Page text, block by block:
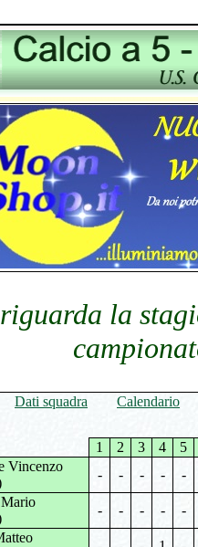
la
Dati squadra Calendario
1 2 3 4
5
Vincenzo
- - - -
-
- - - -
-